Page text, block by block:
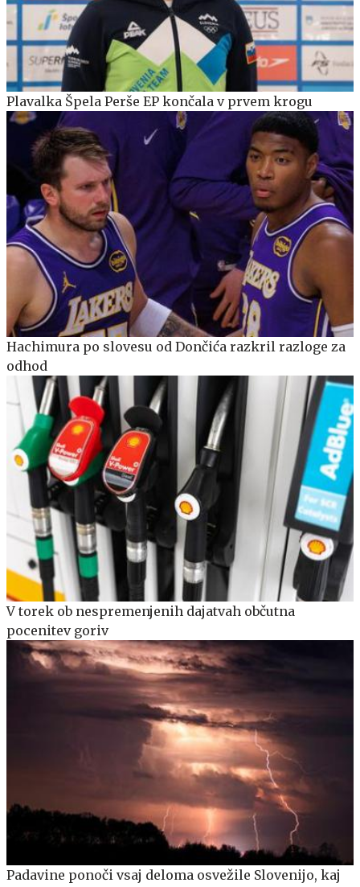
Plavalka Špela Perše EP končala v prvem krogu
Hachimura po slovesu od Dončića razkril razloge za
odhod
V torek ob nespremenjenih dajatvah občutna
pocenitev goriv
Padavine ponoči vsaj deloma osvežile Slovenijo, kaj